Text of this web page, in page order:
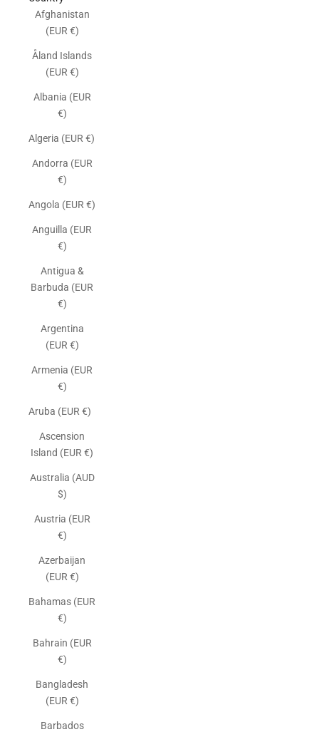
Afghanistan
(EUR €)
Åland Islands
(EUR €)
Albania (EUR
€)
Algeria (EUR €)
Andorra (EUR
€)
Angola (EUR €)
Anguilla (EUR
€)
Antigua &
Barbuda (EUR
€)
Argentina
(EUR €)
Armenia (EUR
€)
Aruba (EUR €)
Ascension
Island (EUR €)
Australia (AUD
$)
Austria (EUR
€)
Azerbaijan
(EUR €)
Bahamas (EUR
€)
Bahrain (EUR
€)
Bangladesh
(EUR €)
Barbados